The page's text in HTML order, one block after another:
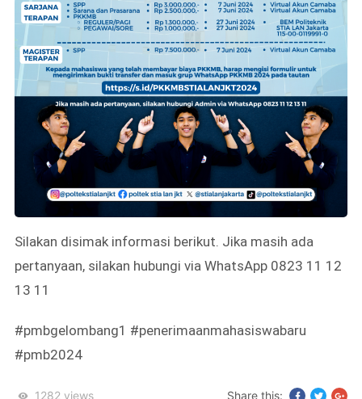
Silakan disimak informasi berikut. Jika masih ada
pertanyaan, silakan hubungi via WhatsApp 0823 11 12
13 11
#pmbgelombang1 #penerimaanmahasiswabaru
#pmb2024
1282 views Share this: